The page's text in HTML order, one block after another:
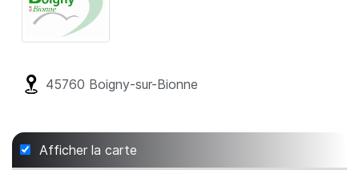
45760 Boigny-sur-Bionne
Afficher la carte